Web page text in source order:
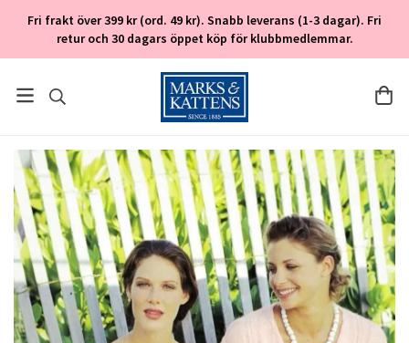
Fri frakt över 399 kr (ord. 49 kr). Snabb leverans (1-3 dagar). Fri
retur och 30 dagars öppet köp för klubbmedlemmar.